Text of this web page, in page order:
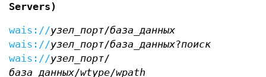
Servers)
wais://узел_порт/база_данных
wais://узел_порт/база_данных?поиск
wais://узел_порт/
база_данных/wtype/wpath